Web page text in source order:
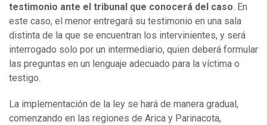
testimonio ante el tribunal que conocerá del caso. En
este caso, el menor entregará su testimonio en una sala
distinta de la que se encuentran los intervinientes, y será
interrogado solo por un intermediario, quien deberá formular
las preguntas en un lenguaje adecuado para la víctima o
testigo.
La implementación de la ley se hará de manera gradual,
comenzando en las regiones de Arica y Parinacota,